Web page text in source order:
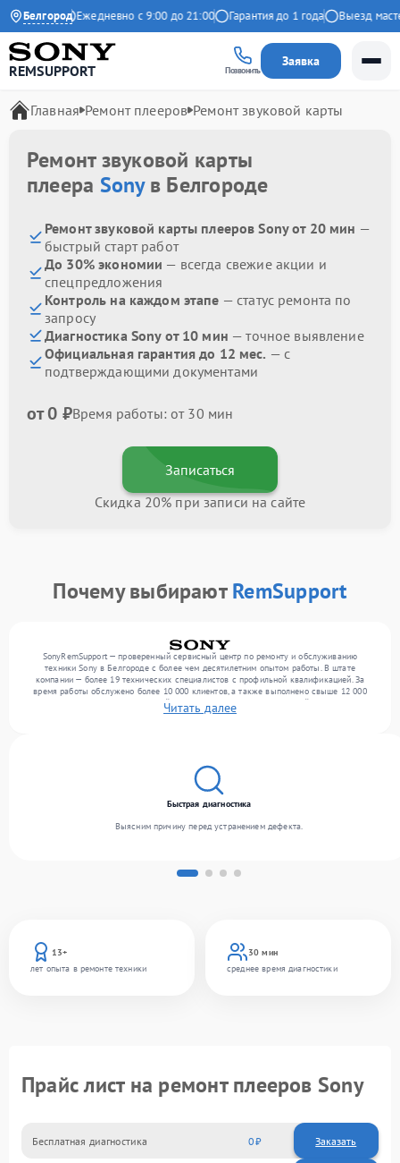
Белгород
Яндекс Ежедневно с 9:00 до 21:00 Гарантия до 1 года Выезд
REMSUPPORT Позвонить
Заявка
Главная Ремонт плееров Ремонт звуковой карты
Ремонт звуковой карты
плеера Sonyв Белгороде
Ремонт звуковой карты плееров Sony от 20 мин —
быстрый старт работ
До 30% экономии — всегда свежие акции и
спецпредложения
Контроль на каждом этапе — статус ремонта по
запросу
Диагностика Sony от 10 мин — точное выявление
Официальная гарантия до 12 мес. — с
подтверждающими документами
от 0 ₽Время работы: от 30 мин
Записаться
Скидка 20% при записи на сайте
Почему выбираютRemSupport
SonyRemSupport — проверенный сервисный центр по ремонту и обслуживанию
техники Sony в Белгороде с более чем десятилетним опытом работы. В штате
компании — более 19 технических специалистов с профильной квалификацией. За
время работы обслужено более 10 000 клиентов, а также выполнено свыше 12 000
ремонтов. Ежемесячно в сервисный центр поступает более 300 устройств, включая , , .
Мы выполняем ремонт различного уровня сложности и гарантируем высокое
Читать далее
13+
лет опыта в ремонте техники
30 мин
среднее время диагностики
Быстрая диагностика
Выясним причину перед устранением дефекта.
Прайс лист на ремонт плееров Sony
Бесплатная диагностика 0 Заказать